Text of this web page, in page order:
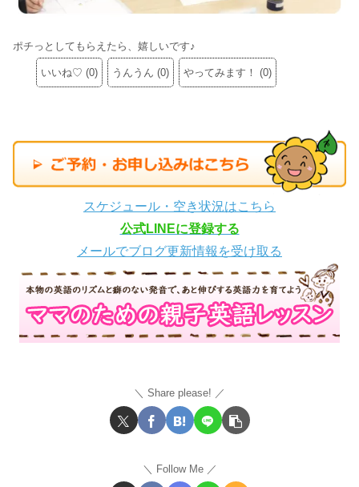
ポチっとしてもらえたら、嬉しいです♪
いいね♡ (0) うんうん (0) やってみます！ (0)
スケジュール・空き状況はこちら
公式LINEに登録する
メールでブログ更新情報を受け取る
Share please!
Follow Me